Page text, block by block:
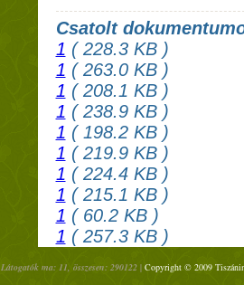
Csatolt
1 ( 228.3 KB )
1 ( 263.0 KB )
1 ( 208.1 KB )
1 ( 238.9 KB )
1 ( 198.2 KB )
1 ( 219.9 KB )
1 ( 224.4 KB )
1 ( 215.1 KB )
1 ( 60.2 KB )
1 ( 257.3 KB )
Látogatók ma: 11, összesen: 290122 | Copyright © 2009